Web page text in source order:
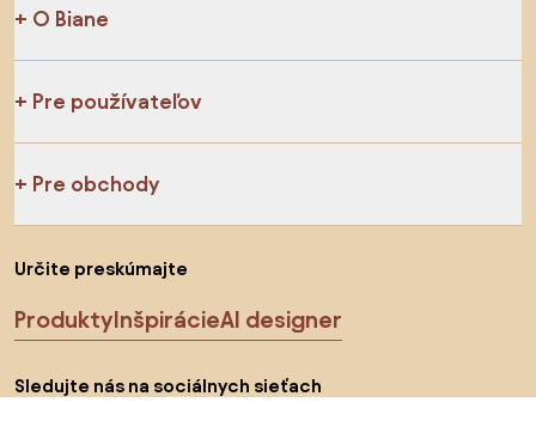
O Biane
Pre používateľov
Pre obchody
Určite preskúmajte
ProduktyInšpirácieAI designer
Sledujte nás na sociálnych sieťach